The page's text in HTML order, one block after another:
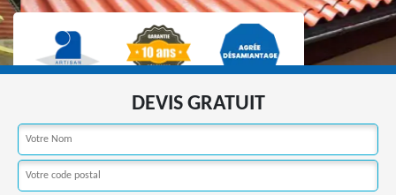
DEVIS GRATUIT